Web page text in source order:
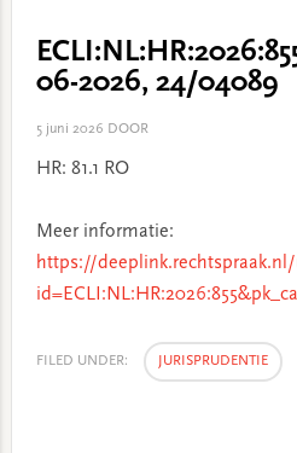
06-2026, 24/04089
5 juni 2026 DOOR
HR: 81.1 RO
Meer informatie:
https://deeplink.rechtspraak.nl/
FILED UNDER: JURISPRUDENTIE